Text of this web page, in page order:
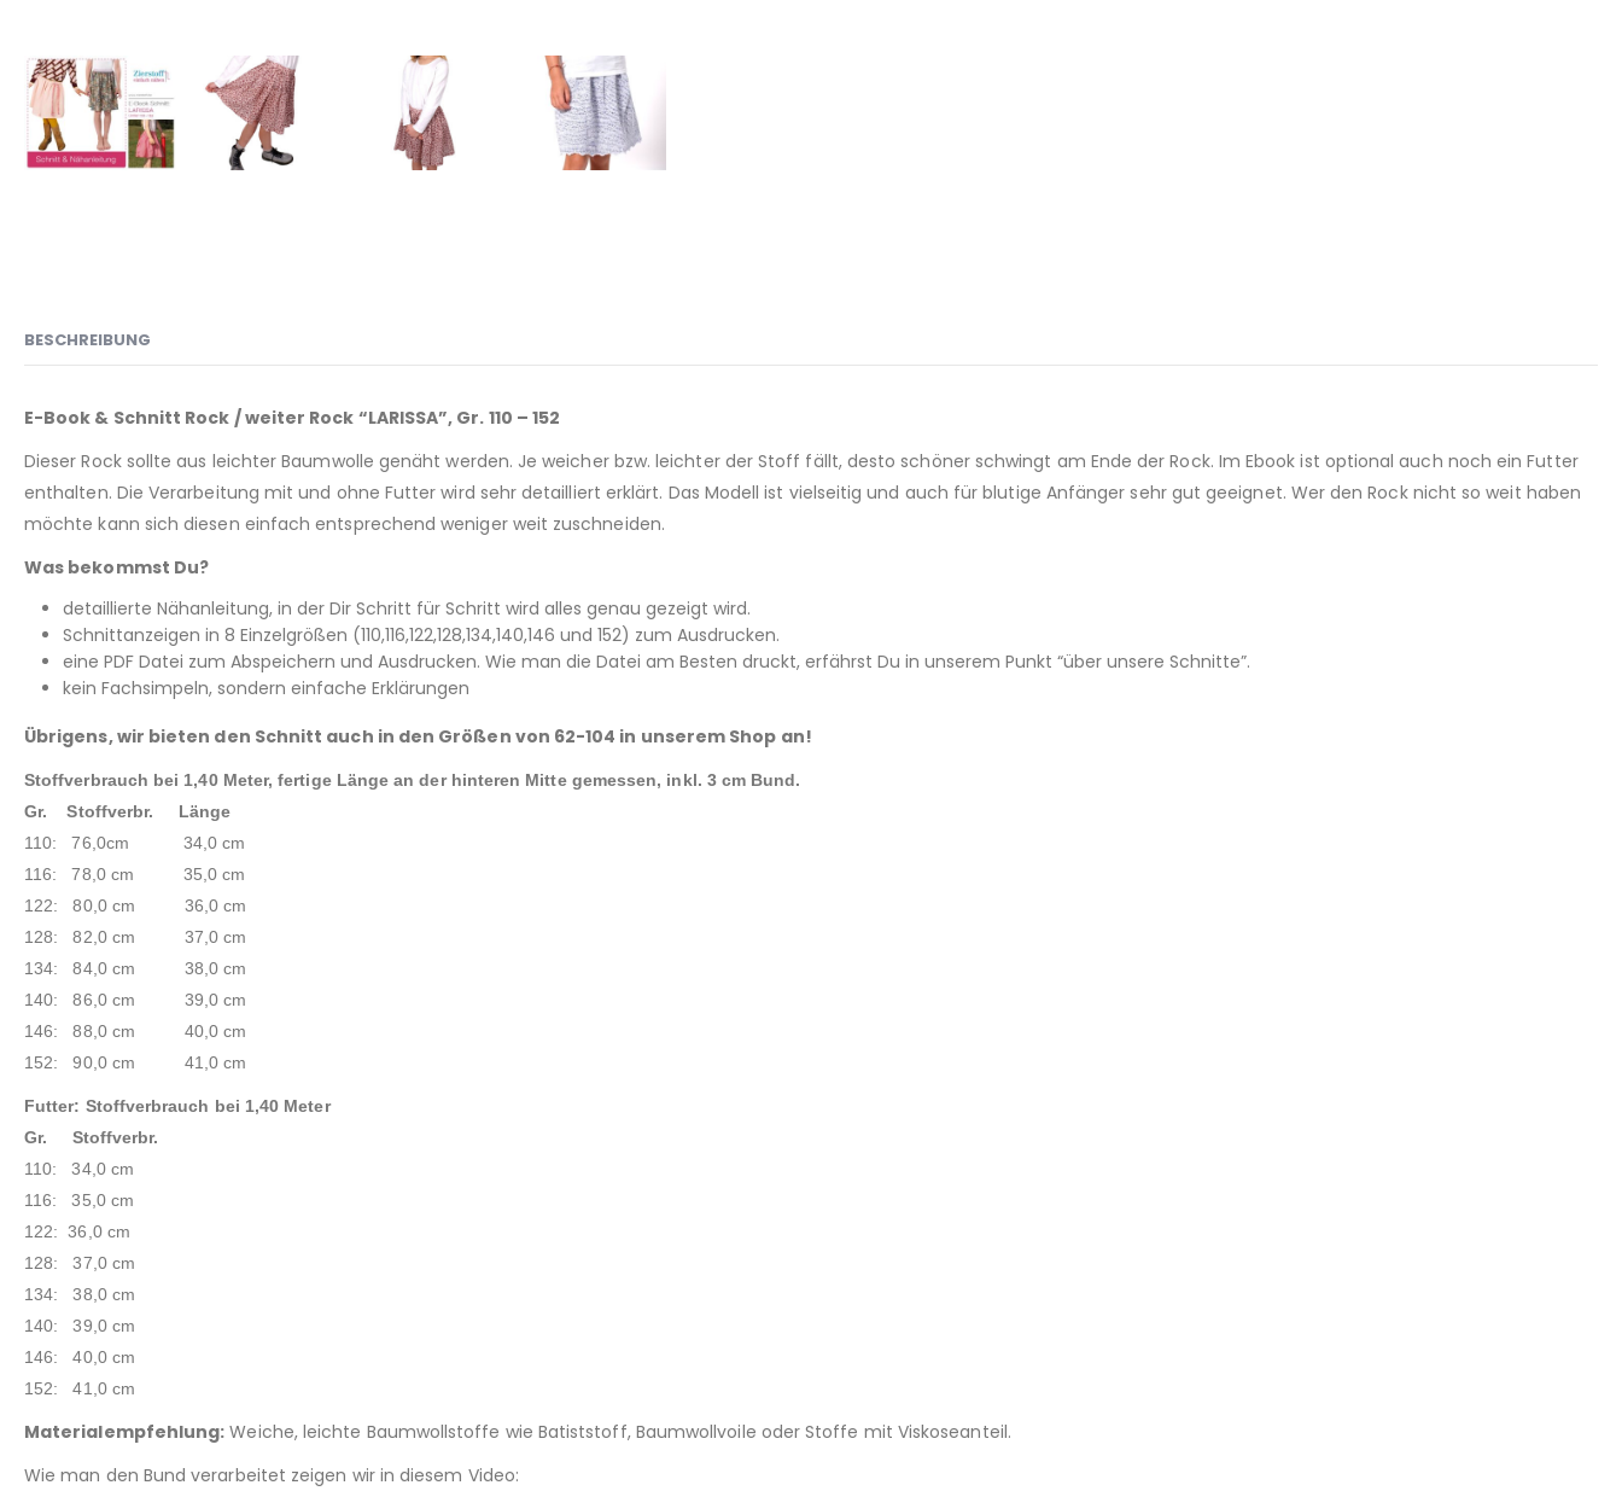
BESCHREIBUNG
E-Book & Schnitt Rock / weiter Rock “LARISSA”, Gr. 110 – 152
Dieser Rock sollte aus leichter Baumwolle genäht werden. Je weicher bzw. leichter der Stoff fällt, desto schöner schwingt am Ende der Rock. Im Ebook ist optional auch noch ein Futter
enthalten. Die Verarbeitung mit und ohne Futter wird sehr detailliert erklärt. Das Modell ist vielseitig und auch für blutige Anfänger sehr gut geeignet. Wer den Rock nicht so weit haben
möchte kann sich diesen einfach entsprechend weniger weit zuschneiden.
Was bekommst Du?
detaillierte Nähanleitung, in der Dir Schritt für Schritt wird alles genau gezeigt wird.
Schnittanzeigen in 8 Einzelgrößen (110,116,122,128,134,140,146 und 152) zum Ausdrucken.
eine PDF Datei zum Abspeichern und Ausdrucken. Wie man die Datei am Besten druckt, erfährst Du in unserem Punkt “über unsere Schnitte”.
kein Fachsimpeln, sondern einfache Erklärungen
Übrigens, wir bieten den Schnitt auch in den Größen von 62-104 in unserem Shop an!
Stoffverbrauch bei 1,40 Meter, fertige Länge an der hinteren Mitte gemessen, inkl. 3 cm Bund.
Gr. Stoffverbr. Länge
110: 76,0cm 34,0 cm
116: 78,0 cm 35,0 cm
122: 80,0 cm 36,0 cm
128: 82,0 cm 37,0 cm
134: 84,0 cm 38,0 cm
140: 86,0 cm 39,0 cm
146: 88,0 cm 40,0 cm
152: 90,0 cm 41,0 cm
Futter: Stoffverbrauch bei 1,40 Meter
Gr. Stoffverbr.
110: 34,0 cm
116: 35,0 cm
122: 36,0 cm
128: 37,0 cm
134: 38,0 cm
140: 39,0 cm
146: 40,0 cm
152: 41,0 cm
Materialempfehlung: Weiche, leichte Baumwollstoffe wie Batiststoff, Baumwollvoile oder Stoffe mit Viskoseanteil.
Wie man den Bund verarbeitet zeigen wir in diesem Video: